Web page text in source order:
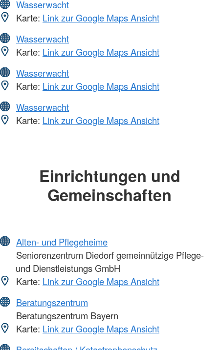
Wasserwacht
Karte: Link zur Google Maps Ansicht
Wasserwacht
Karte: Link zur Google Maps Ansicht
Wasserwacht
Karte: Link zur Google Maps Ansicht
Wasserwacht
Karte: Link zur Google Maps Ansicht
Einrichtungen und
Gemeinschaften
Alten- und Pflegeheime
Seniorenzentrum Diedorf gemeinnützige Pflege-
und Dienstleistungs GmbH
Karte: Link zur Google Maps Ansicht
Beratungszentrum
Beratungszentrum Bayern
Karte: Link zur Google Maps Ansicht